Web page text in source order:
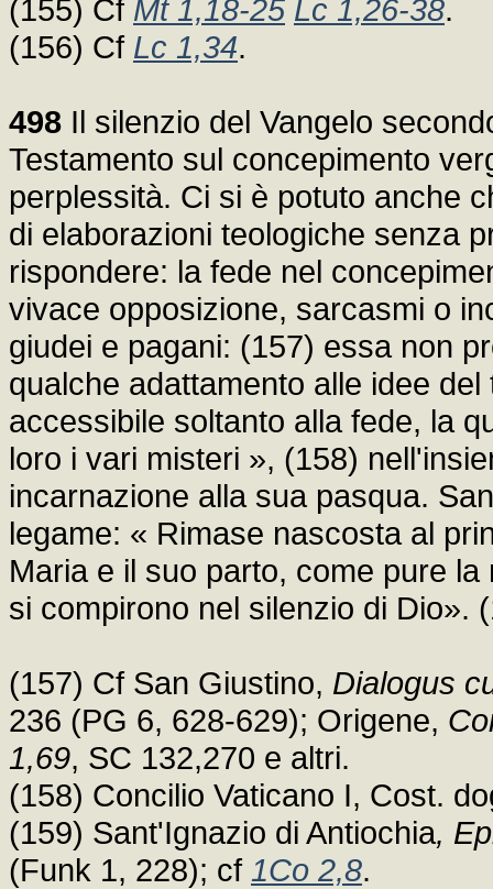
(155) Cf Mt 1,18-25 Lc 1,26-38.
(156) Cf Lc 1,34.
498 Il silenzio del Vangelo
Testamento sul concepimento
perplessità. Ci si è potuto anche
di elaborazioni teologiche senza
rispondere: la fede nel
vivace opposizione, sarcasmi o
giudei e pagani: (157) essa non
qualche adattamento alle idee
accessibile soltanto alla fede, la
loro i vari misteri », (158)
incarnazione alla sua pasqua.
legame: « Rimase nascosta al
Maria e il suo parto, come pure
si compirono nel silenzio di Dio».
(157) Cf San Giustino, Dialogus
236 (PG 6, 628-629); Origene,
1,69, SC 132,270 e altri.
(158) Concilio Vaticano I, Cost.
(159) Sant'Ignazio di Antiochia,
(Funk 1, 228); cf 1Co 2,8.